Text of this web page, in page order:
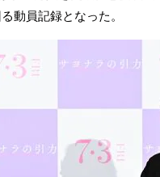
動員記録となった。